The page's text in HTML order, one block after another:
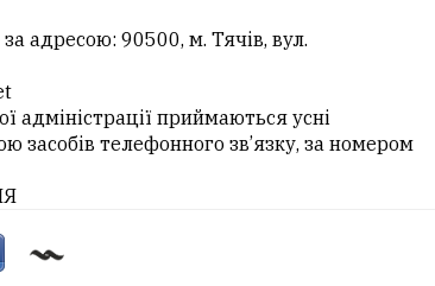
адресою: 90500, м. Тячів, вул.
адміністрації приймаються усні
засобів телефонного зв’язку, за номером